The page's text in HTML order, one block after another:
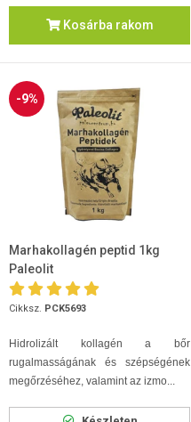
Kosárba rakom
-9%
Marhakollagén peptid 1kg
Paleolit
Cikksz. PCK5693
Hidrolizált kollagén a bőr
rugalmasságának és szépségének
megőrzéséhez, valamint az izmo...